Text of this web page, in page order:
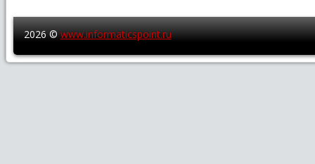
2026 ©www.informaticspoint.ru